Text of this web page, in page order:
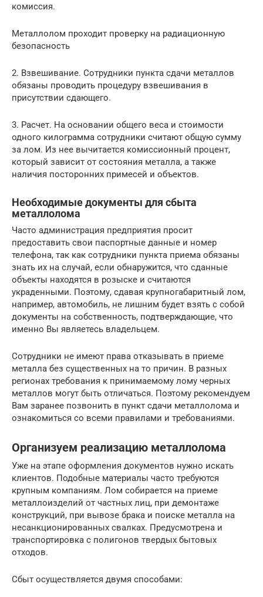
комиссия.
Металлолом проходит проверку на радиационную
безопасность
2. Взвешивание. Сотрудники пункта сдачи металлов
обязаны проводить процедуру взвешивания в
присутствии сдающего.
3. Расчет. На основании общего веса и стоимости
одного килограмма сотрудники считают общую сумму
за лом. Из нее вычитается комиссионный процент,
который зависит от состояния металла, а также
наличия посторонних примесей и объектов.
Необходимые документы для сбыта
металлолома
Часто администрация предприятия просит
предоставить свои паспортные данные и номер
телефона, так как сотрудники пункта приема обязаны
знать их на случай, если обнаружится, что сданные
объекты находятся в розыске и считаются
украденными. Поэтому, сдавая крупногабаритный лом,
например, автомобиль, не лишним будет взять с собой
документы на собственность, подтверждающие, что
именно Вы являетесь владельцем.
Сотрудники не имеют права отказывать в приеме
металла без существенных на то причин. В разных
регионах требования к принимаемому лому черных
металлов могут быть отличаться. Поэтому рекомендуем
Вам заранее позвонить в пункт сдачи металлолома и
ознакомиться со всеми правилами и требованиями.
Организуем реализацию металлолома
Уже на этапе оформления документов нужно искать
клиентов. Подобные материалы часто требуются
крупным компаниям. Лом собирается на приеме
металлоизделий от частных лиц, при демонтаже
конструкций, при вывозе брака и поиске металла на
несанкционированных свалках. Предусмотрена и
транспортировка с полигонов твердых бытовых
отходов.
Сбыт осуществляется двумя способами: